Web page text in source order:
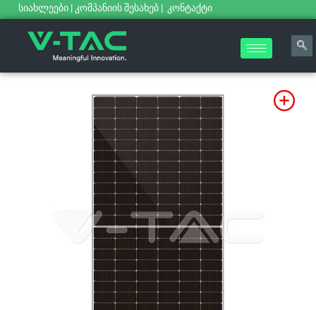
სიახლეები | კომპანიის შესახებ | კონტაქტი